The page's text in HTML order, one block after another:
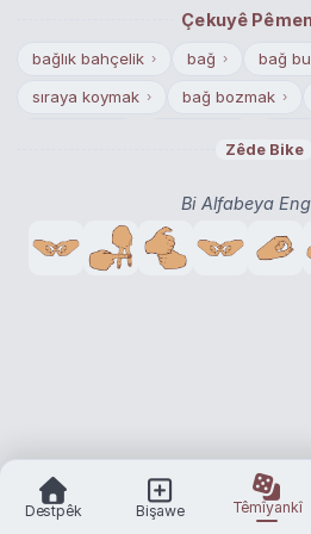
Çekuyê
bağlık bahçelik › bağ › bağ
sıraya koymak › bağ bozmak ›
Zêde Bike
Bi Alfabeya
Destpêk Bişawe Têmîyankî